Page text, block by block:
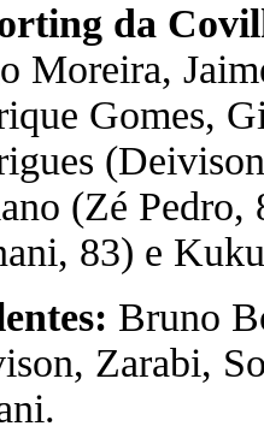
da
Moreira,
Gomes,
(Zé Pedro,
83) e
Bruno
Zarabi,